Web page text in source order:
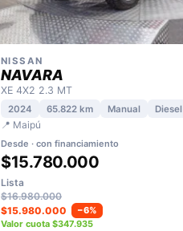
NISSAN
NAVARA
XE 4X2 2.3 MT
2024 65.822 km Manual Diesel
📍 Maipú
Desde · con financiamiento
$15.780.000
Lista
$16.980.000
$15.980.000
−6%
Valor cuota $347.935